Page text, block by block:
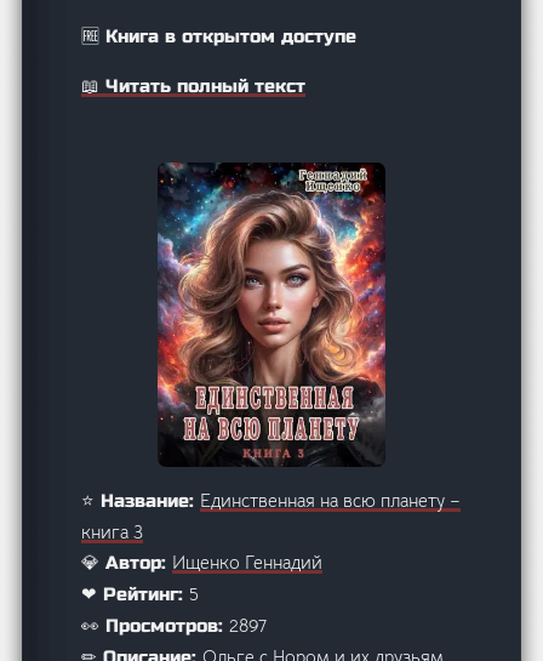
🆓 Книга в открытом доступе
📖 Читать полный текст
⭐ Название: Единственная на всю планету –
книга 3
💎 Автор: Ищенко Геннадий
❤ Рейтинг: 5
👀 Просмотров:2897